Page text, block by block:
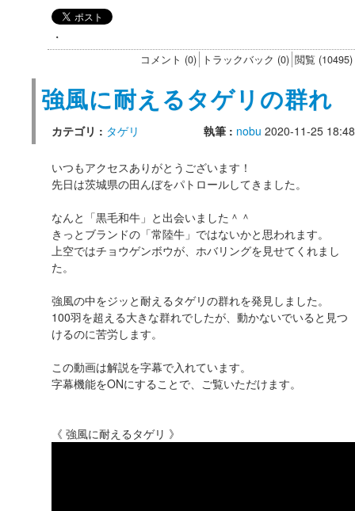
・
コメント (0) トラックバック (0) 閲覧 (10495)
強風に耐えるタゲリの群れ
カテゴリ : タゲリ 執筆 : nobu 2020-11-25 18:48
いつもアクセスありがとうございます！
先日は茨城県の田んぼをパトロールしてきました。
なんと「黒毛和牛」と出会いました＾＾
きっとブランドの「常陸牛」ではないかと思われます。
上空ではチョウゲンボウが、ホバリングを見せてくれまし
た。
強風の中をジッと耐えるタゲリの群れを発見しました。
100羽を超える大きな群れでしたが、動かないでいると見つ
けるのに苦労します。
この動画は解説を字幕で入れています。
字幕機能をONにすることで、ご覧いただけます。
《 強風に耐えるタゲリ 》